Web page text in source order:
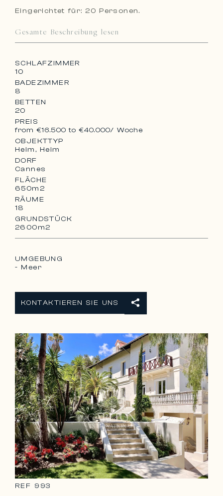
Eingerichtet für: 20 Personen.
Gesamte Beschreibung lesen
SCHLAFZIMMER
10
BADEZIMMER
8
BETTEN
20
PREIS
from €16.500 to €40.000/ Woche
OBJEKTTYP
Heim, Heim
DORF
Cannes
FLÄCHE
650m2
RÄUME
18
GRUNDSTÜCK
2600m2
UMGEBUNG
- Meer
KONTAKTIEREN SIE UNS
REF 993